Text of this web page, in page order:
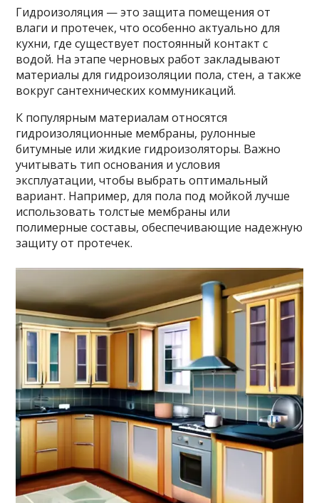
Гидроизоляция — это защита помещения от
влаги и протечек, что особенно актуально для
кухни, где существует постоянный контакт с
водой. На этапе черновых работ закладывают
материалы для гидроизоляции пола, стен, а также
вокруг сантехнических коммуникаций.
К популярным материалам относятся
гидроизоляционные мембраны, рулонные
битумные или жидкие гидроизоляторы. Важно
учитывать тип основания и условия
эксплуатации, чтобы выбрать оптимальный
вариант. Например, для пола под мойкой лучше
использовать толстые мембраны или
полимерные составы, обеспечивающие надежную
защиту от протечек.